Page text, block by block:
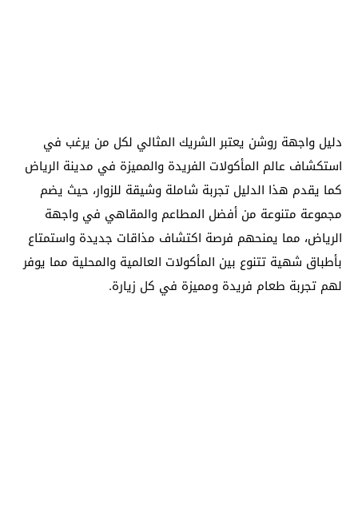
دليل واجهة روشن يعتبر الشريك المثالي لكل من يرغب في
استكشاف عالم المأكولات الفريدة والمميزة في مدينة الرياض
كما يقدم هذا الدليل تجربة شاملة وشيقة للزوار، حيث يضم
مجموعة متنوعة من أفضل المطاعم والمقاهي في واجهة
الرياض، مما يمنحهم فرصة اكتشاف مذاقات جديدة واستمتاع
بأطباق شهية تتنوع بين المأكولات العالمية والمحلية مما يوفر
لهم تجربة طعام فريدة ومميزة في كل زيارة.